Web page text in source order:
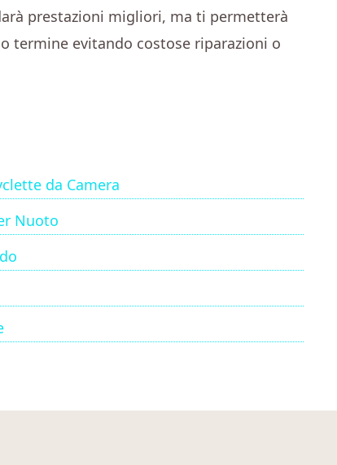
prestazioni migliori, ma ti permetterà
termine evitando costose riparazioni o
da Camera
Nuoto